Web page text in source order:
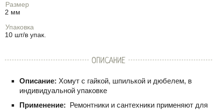
Размер
2 мм
Упаковка
10 шт/в упак.
ОПИСАНИЕ
Описание: Хомут с гайкой, шпилькой и дюбелем, в
индивидуальной упаковке
Применение: Ремонтники и сантехники применяют для